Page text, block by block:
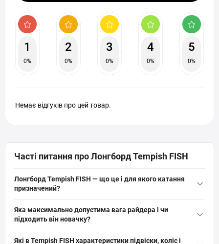
1
0%
2
0%
3
0%
4
0%
5
0%
Немає відгуків про цей товар.
Часті питання про Лонгборд Tempish FISH
Лонгборд Tempish FISH — що це і для якого катання
призначений?
декою 82,6 см з восьми шарів російського клена, призначений
дають швидкі, рівні рухи; підходить для прогулянок, ком’юту та
Яка максимально допустима вага райдера і чи
підходить він новачку?
Які в Tempish FISH характеристики підвіски, коліс і